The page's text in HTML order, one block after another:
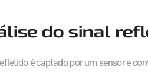
do sinal
é captado por um sensor e